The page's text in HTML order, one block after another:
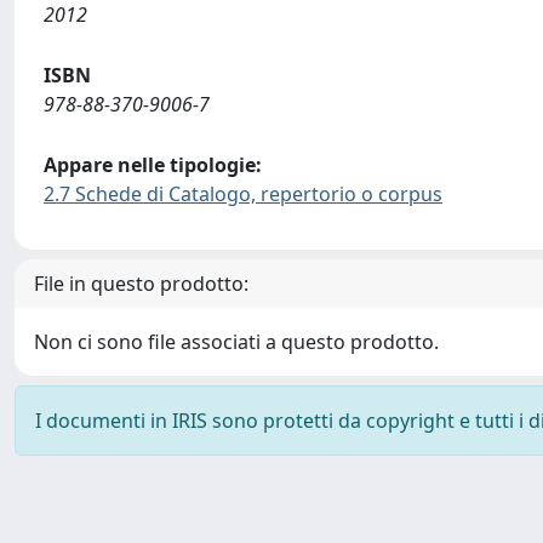
2012
ISBN
978-88-370-9006-7
Appare nelle tipologie:
2.7 Schede di Catalogo, repertorio o corpus
File in questo prodotto:
Non ci sono file associati a questo prodotto.
I documenti in IRIS sono protetti da copyright e tutti i